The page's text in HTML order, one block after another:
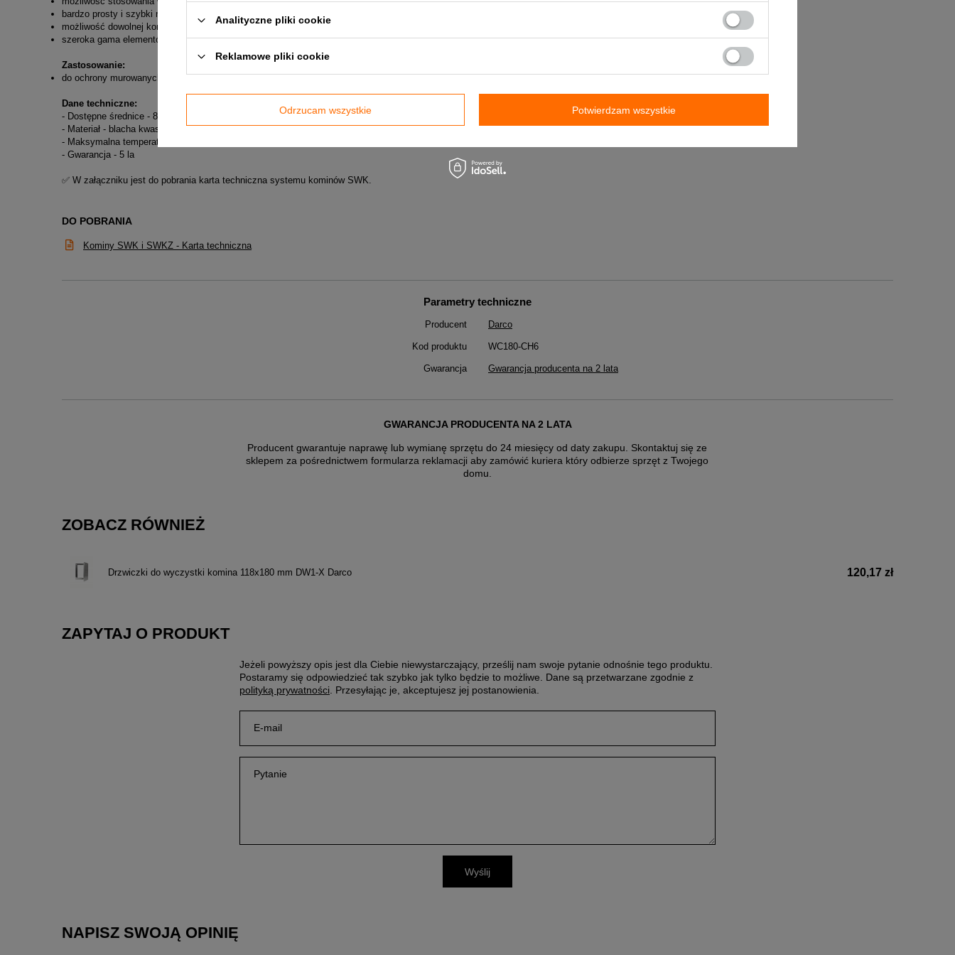
bardzo prosty i szybki montaż bez prac rozbiórkowych
możliwość dowolnej konfiguracji zestawu
szeroka gama elementów i możliwość wykonywania wyrobów nietypowych
Zastosowanie:
do ochrony murowanych przewodów kominowych odprowadzających spaliny z pieców na gaz lub olej
Dane techniczne:
- Dostępne średnice - 80-500 mm
- Materiał - blacha kwasoodporna 1.4404
- Maksymalna temperatura pracy - 450ºC
- Gwarancja - 5 la
✅ W załączniku jest do pobrania karta techniczna systemu kominów SWK.
DO POBRANIA
Kominy SWK i SWKZ - Karta techniczna
Parametry techniczne
Producent Darco
Kod produktu WC180-CH6
Gwarancja Gwarancja producenta na 2 lata
GWARANCJA PRODUCENTA NA 2 LATA
Producent gwarantuje naprawę lub wymianę sprzętu do 24 miesięcy od daty zakupu. Skontaktuj się ze
sklepem za pośrednictwem formularza reklamacji abyzamówić kuriera który odbierze sprzęt z Twojego
domu.
ZOBACZ RÓWNIEŻ
Drzwiczki do wyczystki komina 118x180 mm DW1-X Darco 120,17 zł
ZAPYTAJ O PRODUKT
Jeżeli powyższy opis jest dla Ciebie niewystarczający, prześlij nam swoje pytanie odnośnie tego produktu.
Postaramy się odpowiedzieć tak szybko jak tylko będzie to możliwe. Dane są przetwarzane zgodnie z
polityką prywatności . Przesyłając je, akceptujesz jej postanowienia.
E-mail
Pytanie
Wyślij
NAPISZ SWOJĄ OPINIĘ
Analityczne pliki cookie
Reklamowe pliki cookie
Odrzucam wszystkie Potwierdzam wszystkie